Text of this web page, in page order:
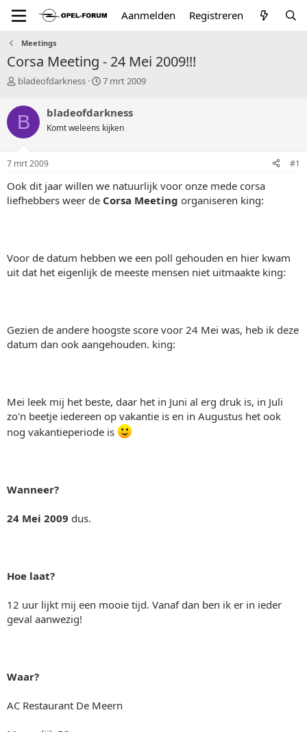
Aanmelden Registreren
Meetings
Corsa Meeting - 24 Mei 2009!!!
T
p
i
c
s
a
t
e
bladeofdarkness
S
r
t
a
m
7 mrt 2009
B bladeofdarkness
Komt weleens kijken
7 mrt 2009 #1
Ook dit jaar willen we natuurlijk voor onze mede corsa
liefhebbers weer de Corsa Meeting organiseren king:
Voor de datum hebben we een poll gehouden en hier kwam
uit dat het eigenlijk de meeste mensen niet uitmaakte king:
Gezien de andere hoogste score voor 24 Mei was, heb ik deze
datum dan ook aangehouden. king:
Mei leek mij het beste, daar het in Juni al erg druk is, in Juli
zo'n beetje iedereen op vakantie is en in Augustus het ook
nog vakantieperiode is
Wanneer?
24 Mei 2009 dus.
Hoe laat?
12 uur lijkt mij een mooie tijd. Vanaf dan ben ik er in ieder
geval aanwezig!
Waar?
AC Restaurant De Meern